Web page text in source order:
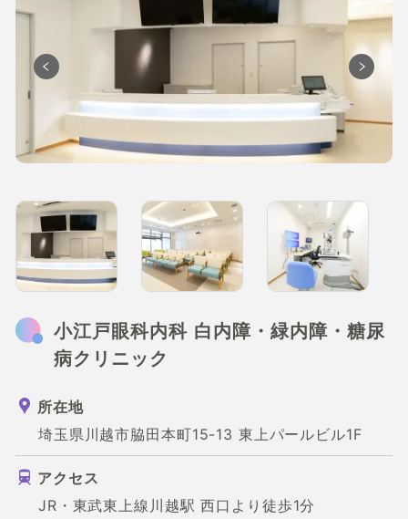
小江戸眼科内科 白内障・緑内障・糖尿
病クリニック
所在地
埼玉県川越市脇田本町15-13 東上パールビル1F
アクセス
JR・東武東上線川越駅 西口より徒歩1分